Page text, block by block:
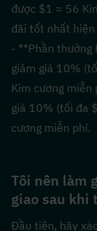
được $1 ≈ 56
đãi tốt nhất hiện
- **Phần thưởng
giảm giá 10%
Kim cương miễn
giá 10% (tối đa
cương miễn phí.
Tôi nên làm
giao sau khi
Đầu tiên, hãy